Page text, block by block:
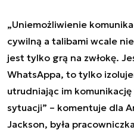
„Uniemożliwienie
cywilną a talibami wcale
jest tylko grą na zwłokę.
WhatsAppa, to tylko
utrudniając im
sytuacji” – komentuje dla
Jackson, była